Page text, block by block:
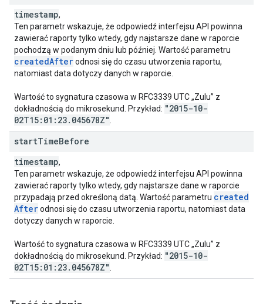
timestamp,
Ten parametr wskazuje, że odpowiedź interfejsu API powinna
zawierać raporty tylko wtedy, gdy najstarsze dane w raporcie
pochodzą w podanym dniu lub później. Wartość parametru
createdAfterodnosi się do czasu utworzenia raportu,
natomiast data dotyczy danych w raporcie.
Wartość to sygnatura czasowa w RFC3339 UTC „Zulu” z
dokładnością do mikrosekund. Przykład: "2015-10-
02T15:01:23. 045678Z"
startTimeBefore
timestamp,
Ten parametr wskazuje, że odpowiedź interfejsu API powinna
zawierać raporty tylko wtedy, gdy najstarsze dane w raporcie
przypadają przed określoną datą. Wartość parametru created
Afterodnosi się do czasu utworzenia raportu, natomiast data
dotyczy danych w raporcie.
Wartość to sygnatura czasowa w RFC3339 UTC „Zulu” z
dokładnością do mikrosekund. Przykład: "2015-10-
02T15:01:23. 045678Z"